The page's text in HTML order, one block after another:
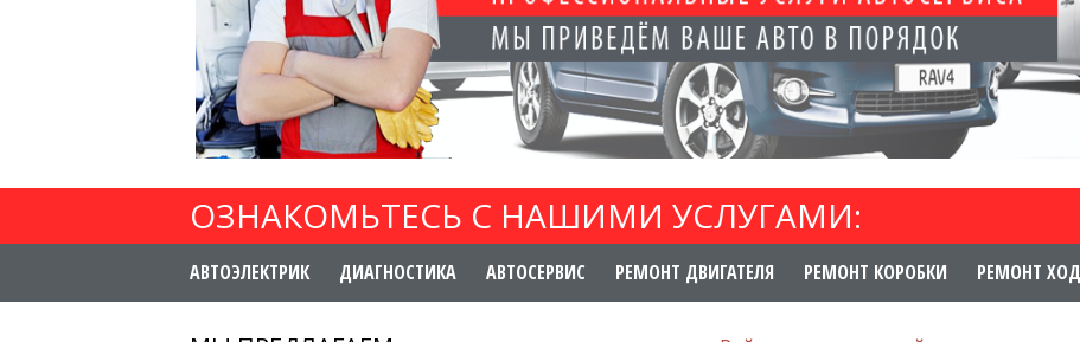
ОЗНАКОМЬТЕСЬ С НАШИМИ УСЛУГАМИ:
АВТОЭЛЕКТРИК ДИАГНОСТИКА АВТОСЕРВИС РЕМОНТ ДВИГАТЕЛЯ РЕМОНТ КОРОБКИ РЕМОНТ